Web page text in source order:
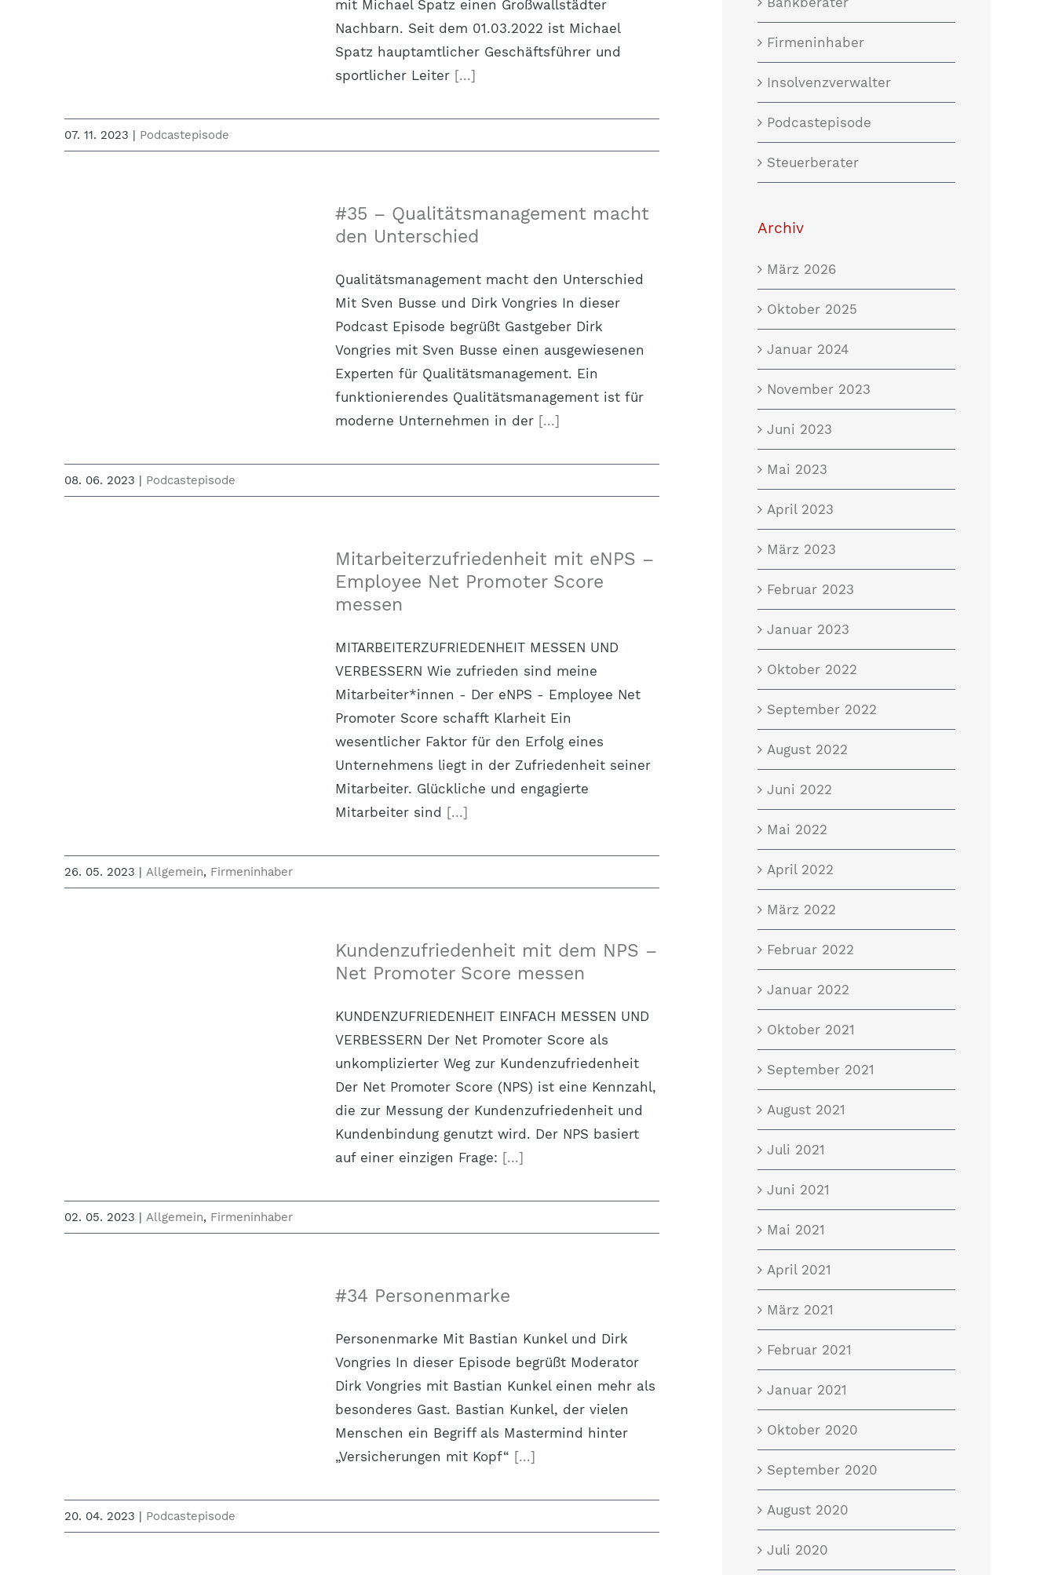
mit Michael Spatz einen Großwallstädter
Nachbarn. Seit dem 01.03.2022 ist Michael
Spatz hauptamtlicher Geschäftsführer und
sportlicher Leiter [...]
07. 11. 2023 | Podcastepisode
#35 – Qualitätsmanagement macht
den Unterschied
Qualitätsmanagement macht den Unterschied
Mit Sven Busse und Dirk Vongries In dieser
Podcast Episode begrüßt Gastgeber Dirk
Vongries mit Sven Busse einen ausgewiesenen
Experten für Qualitätsmanagement. Ein
funktionierendes Qualitätsmanagement ist für
moderne Unternehmen in der [...]
08. 06. 2023 | Podcastepisode
Mitarbeiterzufriedenheit mit eNPS –
Employee Net Promoter Score
messen
MITARBEITERZUFRIEDENHEIT MESSEN UND
VERBESSERN Wie zufrieden sind meine
Mitarbeiter*innen - Der eNPS - Employee Net
Promoter Score schafft Klarheit Ein
wesentlicher Faktor für den Erfolg eines
Unternehmens liegt in der Zufriedenheit seiner
Mitarbeiter. Glückliche und engagierte
Mitarbeiter sind [...]
26. 05. 2023 | Allgemein, Firmeninhaber
Kundenzufriedenheit mit dem NPS –
Net Promoter Score messen
KUNDENZUFRIEDENHEIT EINFACH MESSEN UND
VERBESSERN Der Net Promoter Score als
unkomplizierter Weg zur Kundenzufriedenheit
Der Net Promoter Score (NPS) ist eine Kennzahl,
die zur Messung der Kundenzufriedenheit und
Kundenbindung genutzt wird. Der NPS basiert
auf einer einzigen Frage: [...]
02. 05. 2023 | Allgemein, Firmeninhaber
#34 Personenmarke
Personenmarke Mit Bastian Kunkel und Dirk
Vongries In dieser Episode begrüßt Moderator
Dirk Vongries mit Bastian Kunkel einen mehr als
besonderes Gast. Bastian Kunkel, der vielen
Menschen ein Begriff als Mastermind hinter
„Versicherungen mit Kopf“ [...]
20. 04. 2023 | Podcastepisode
Firmeninhaber
Insolvenzverwalter
Podcastepisode
Steuerberater
Archiv
März 2026
Oktober 2025
Januar 2024
November 2023
Juni 2023
Mai 2023
April 2023
März 2023
Februar 2023
Januar 2023
Oktober 2022
September 2022
August 2022
Juni 2022
Mai 2022
April 2022
März 2022
Februar 2022
Januar 2022
Oktober 2021
September 2021
August 2021
Juli 2021
Juni 2021
Mai 2021
April 2021
März 2021
Februar 2021
Januar 2021
Oktober 2020
September 2020
August 2020
Juli 2020